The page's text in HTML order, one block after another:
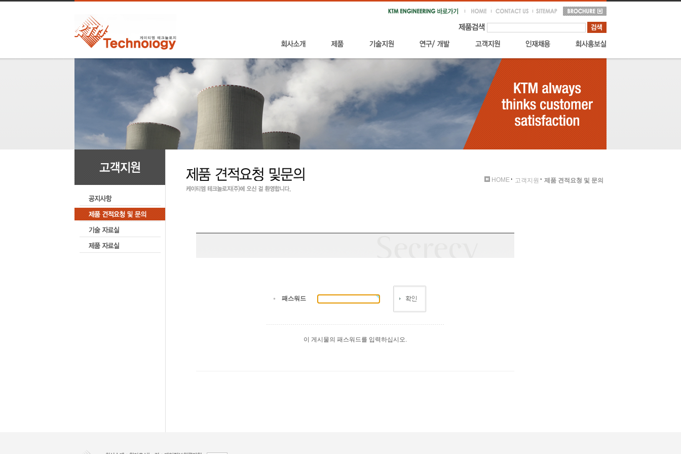
HOME 고객지원 제품 견적요청 및 문의
패스워드
이 게시물의 패스워드를 입력하십시오.